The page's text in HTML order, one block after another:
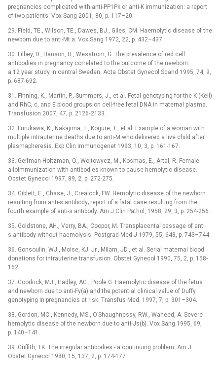
pregnancies complicated with anti-PP1Pk or anti-K immunization: a report
of two patients. Vox Sang 2001, 80, p. 117–20.
29. Field, TE., Wilson, TE., Dawes, BJ., Giles, CM. Haemolytic disease of the
newborn due to anti-Mt a. Vox Sang 1972, 22, p. 432–437.
30. Filbey, D., Hanson, U., Wesström, G. The prevalence of red cell
antibodies in pregnancy correlated to the outcome of the newborn:
a 12 year study in central Sweden. Acta Obstet Gynecol Scand 1995, 74, 9,
p. 687-692.
31. Finning, K., Martin, P., Summers, J., et al. Fetal genotyping for the K (Kell)
and RhC, c, and E blood groups on cell-free fetal DNA in maternal plasma.
Transfusion 2007, 47, p. 2126‑2133.
32. Furukawa, K., Nakajima, T., Kogure, T., et al. Example of a woman with
multiple intrauterine deaths due to anti-M who delivered a live child after
plasmapheresis. Exp Clin Immunogenet 1993, 10, 3, p. 161-167.
33. Geifman-Holtzman, O., Wojtowycz, M., Kosmas, E., Artal, R. Female
alloimmunization with antibodies known to cause hemolytic disease.
Obstet Gynecol 1997, 89, 2, p. 272-275.
34. Giblett, E., Chase, J., Crealock, FW. Hemolytic disease of the newborn
resulting from anti-s antibody; report of a fatal case resulting from the
fourth example of anti-s antibody. Am J Clin Pathol, 1958, 29, 3, p. 254-256.
35. Goldstone, AH., Verry, BA., Cooper, M. Transplacental passage of anti-
s antibody without haemolysis. Postgrad Med J 1979, 55, 648, p. 743–744.
36. Gonsoulin, WJ., Moise, KJ. Jr., Milam, JD., et al. Serial maternal blood
donations for intrauterine transfusion. Obstet Gynecol 1990, 75, 2, p. 158-
162.
37. Goodrick, MJ., Hadley, AG., Poole G. Haemolytic disease of the fetus
and newborn due to anti-Fy(a) and the potential clinical value of Duffy
genotyping in pregnancies at risk. Transfus Med. 1997, 7, p. 301–304.
38. Gordon, MC., Kennedy, MS., O’Shaughnessy, RW., Waheed, A. Severe
hemolytic disease of the newborn due to anti-Js(b). Vox Sang 1995, 69,
p. 140–141.
39. Griffith, TK. The irregular antibodies -⁠ a continuing problem. Am J
Obstet Gynecol 1980, 15, 137, 2, p. 174-177.